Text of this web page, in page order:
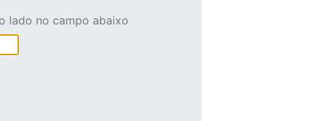
lado no campo abaixo